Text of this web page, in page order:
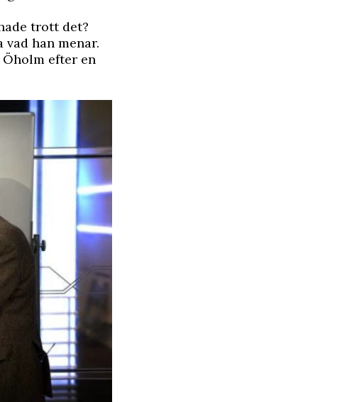
trott det?
han menar.
Öholm efter en